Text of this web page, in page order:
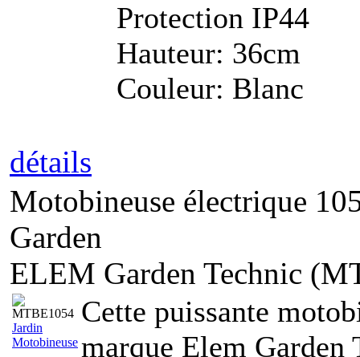
Protection IP44
Hauteur: 36cm
Couleur: Blanc
détails
Motobineuse électrique
Garden
ELEM Garden Technic
Jardin
Motobineuse
Cette puissante
marque Elem